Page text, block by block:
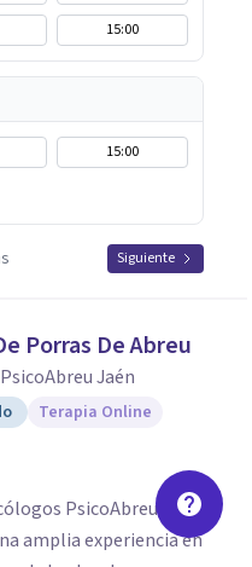
15:00
15:00
Siguiente
Porras De Abreu
Jaén
Terapia Online
PsicoAbreu’
amplia experiencia en